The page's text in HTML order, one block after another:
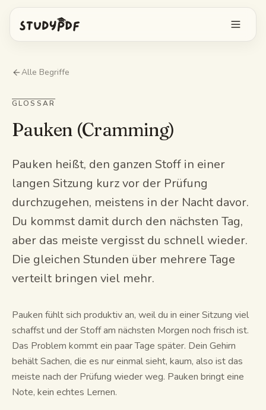
Funktionen
KI-Karteikarten
Image Occlusion
Probeprüfungen
Mindmaps
KI-Zusammenfassung
KI-Quiz
Kostenlose Tools
Preise
Mobile App
Alle Begriffe
GLOSSAR
Pauken (Cramming)
Pauken heißt, den ganzen Stoff in einer
langen Sitzung kurz vor der Prüfung
durchzugehen, meistens in der Nacht davor.
Du kommst damit durch den nächsten Tag,
aber das meiste vergisst du schnell wieder.
Die gleichen Stunden über mehrere Tage
verteilt bringen viel mehr.
Pauken fühlt sich produktiv an, weil du in einer Sitzung viel
schaffst und der Stoff am nächsten Morgen noch frisch ist.
Das Problem kommt ein paar Tage später. Dein Gehirn
behält Sachen, die es nur einmal sieht, kaum, also ist das
meiste nach der Prüfung wieder weg. Pauken bringt eine
Note, kein echtes Lernen.